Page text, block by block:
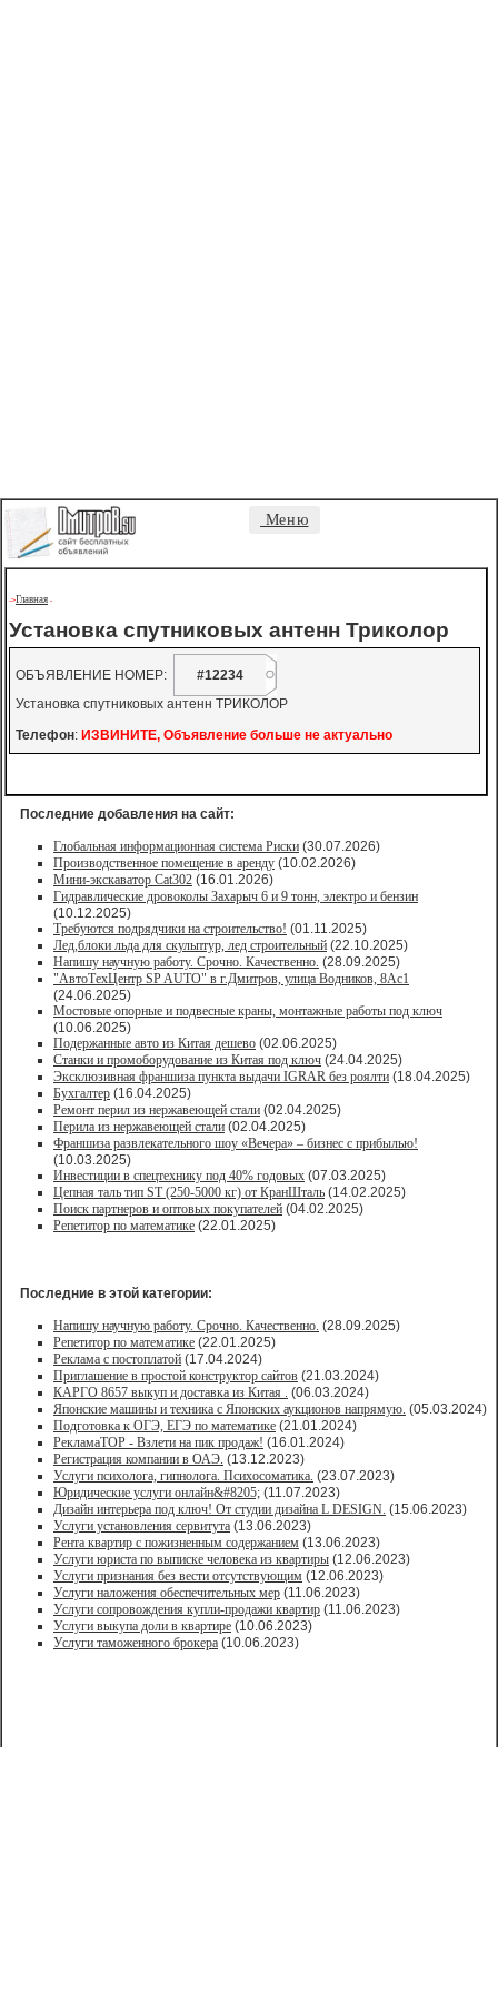
Меню
->Главная -
Установка спутниковых антенн Триколор
ОБЪЯВЛЕНИЕ НОМЕР:
#12234
Установка спутниковых антенн ТРИКОЛОР
Телефон: ИЗВИНИТЕ, Объявление больше не актуально
Последние добавления на сайт:
Глобальная информационная система Риски (30.07.2026)
Производственное помещение в аренду (10.02.2026)
Мини-экскаватор Cat302 (16.01.2026)
Гидравлические дровоколы Захарыч 6 и 9 тонн, электро и бензин
(10.12.2025)
Требуются подрядчики на строительство! (01.11.2025)
Лед,блоки льда для скульптур, лед строительный (22.10.2025)
Напишу научную работу. Срочно. Качественно. (28.09.2025)
"АвтоТехЦентр SP AUTO" в г.Дмитров, улица Водников, 8Ас1
(24.06.2025)
Мостовые опорные и подвесные краны, монтажные работы под ключ
(10.06.2025)
Подержанные авто из Китая дешево (02.06.2025)
Станки и промоборудование из Китая под ключ (24.04.2025)
Эксклюзивная франшиза пункта выдачи IGRAR без роялти (18.04.2025)
Бухгалтер (16.04.2025)
Ремонт перил из нержавеющей стали (02.04.2025)
Перила из нержавеющей стали (02.04.2025)
Франшиза развлекательного шоу «Вечера» – бизнес с прибылью!
(10.03.2025)
Инвестиции в спецтехнику под 40% годовых (07.03.2025)
Цепная таль тип ST (250-5000 кг) от КранШталь (14.02.2025)
Поиск партнеров и оптовых покупателей (04.02.2025)
Репетитор по математике (22.01.2025)
Последние в этой категории:
Напишу научную работу. Срочно. Качественно. (28.09.2025)
Репетитор по математике (22.01.2025)
Реклама с постоплатой (17.04.2024)
Приглашение в простой конструктор сайтов (21.03.2024)
КАРГО 8657 выкуп и доставка из Китая . (06.03.2024)
Японские машины и техника с Японских аукционов напрямую. (05.03.2024)
Подготовка к ОГЭ, ЕГЭ по математике (21.01.2024)
РекламаТОР - Взлети на пик продаж! (16.01.2024)
Регистрация компании в ОАЭ. (13.12.2023)
Услуги психолога, гипнолога. Психосоматика. (23.07.2023)
Юридические услуги онлайн&#8205; (11.07.2023)
Дизайн интерьера под ключ! От студии дизайна L DESIGN. (15.06.2023)
Услуги установления сервитута (13.06.2023)
Рента квартир с пожизненным содержанием (13.06.2023)
Услуги юриста по выписке человека из квартиры (12.06.2023)
Услуги признания без вести отсутствующим (12.06.2023)
Услуги наложения обеспечительных мер (11.06.2023)
Услуги сопровождения купли-продажи квартир (11.06.2023)
Услуги выкупа доли в квартире (10.06.2023)
Услуги таможенного брокера (10.06.2023)